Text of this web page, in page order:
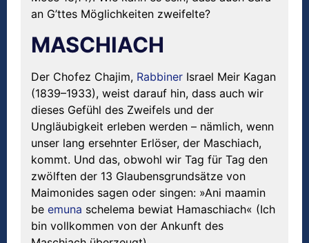
an G’ttes Möglichkeiten zweifelte?
MASCHIACH
Der Chofez Chajim, Rabbiner Israel Meir Kagan
(1839–1933), weist darauf hin, dass auch wir
dieses Gefühl des Zweifels und der
Ungläubigkeit erleben werden – nämlich, wenn
unser lang ersehnter Erlöser, der Maschiach,
kommt. Und das, obwohl wir Tag für Tag den
zwölften der 13 Glaubensgrundsätze von
Maimonides sagen oder singen: »Ani maamin
be emuna schelema bewiat Hamaschiach« (Ich
bin vollkommen von der Ankunft des